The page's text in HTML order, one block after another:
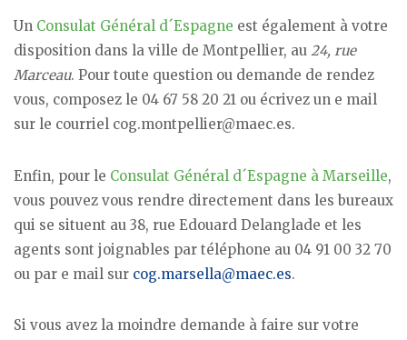
Un Consulat Général d´Espagne est également à votre
disposition dans la ville de Montpellier, au 24, rue
Marceau. Pour toute question ou demande de rendez
vous, composez le 04 67 58 20 21 ou écrivez un e mail
sur le courriel cog.montpellier@maec.es.
Enfin, pour le Consulat Général d´Espagne à Marseille,
vous pouvez vous rendre directement dans les bureaux
qui se situent au 38, rue Edouard Delanglade et les
agents sont joignables par téléphone au 04 91 00 32 70
ou par e mail sur cog.marsella@maec.es.
Si vous avez la moindre demande à faire sur votre